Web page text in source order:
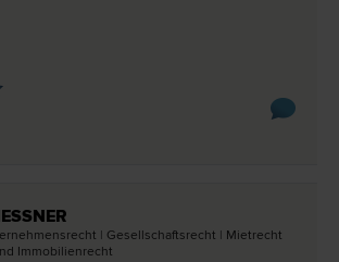
| Gesellschafts­recht | Miet­recht
Immobilien­recht